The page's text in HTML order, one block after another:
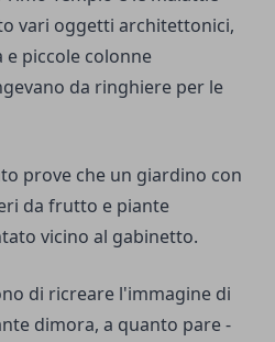
vari oggetti architettonici,
piccole colonne
da ringhiere per le
prove che un giardino con
da frutto e piante
vicino al gabinetto.
di ricreare l'immagine di
dimora, a quanto pare -